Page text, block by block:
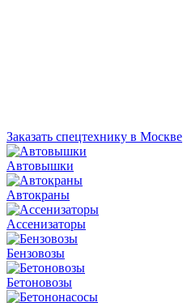
Заказать спецтехнику в Москве
Автовышки
Автокраны
Ассенизаторы
Бензовозы
Бетоновозы